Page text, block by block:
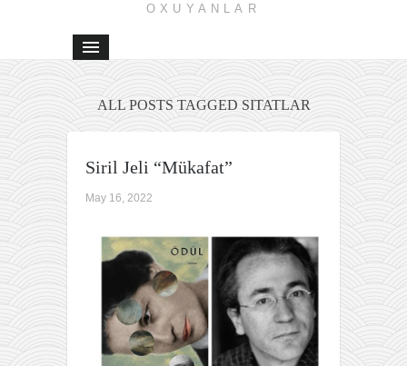
OXUYANLAR
ALL POSTS TAGGED SITATLAR
Siril Jeli “Mükafat”
May 16, 2022